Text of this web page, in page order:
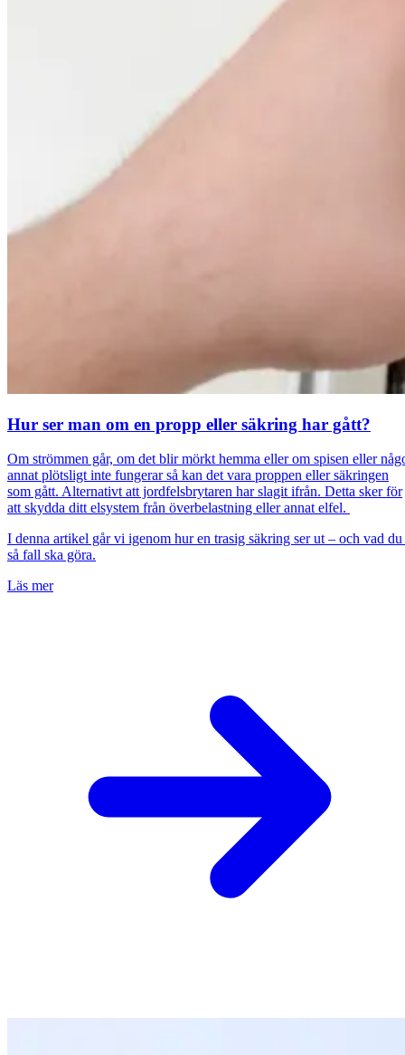
Hur ser man om en propp eller säkring har gått?
Om strömmen går, om det blir mörkt hemma eller om spisen eller
annat plötsligt inte fungerar så kan det vara proppen eller säkringen
som gått. Alternativt att jordfelsbrytaren har slagit ifrån. Detta sker för
att skydda ditt elsystem från överbelastning eller annat elfel.
I denna artikel går vi igenom hur en trasig säkring ser ut – och vad
så fall ska göra.
Läs mer